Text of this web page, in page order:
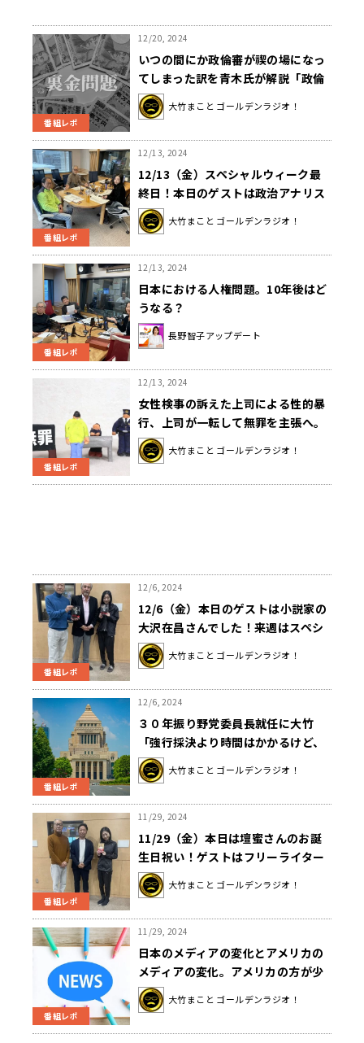
番組レポ
12/20, 2024
いつの間にか政倫審が禊の場になっ
てしまった訳を青木氏が解説「政倫
審の出席が党が公認するかしないか
という判断基準のうちの一つ」
大竹まこと ゴールデンラジオ！
番組レポ
12/13, 2024
12/13（金）スペシャルウィーク最
終日！本日のゲストは政治アナリス
トの伊藤惇夫さんでした！
大竹まこと ゴールデンラジオ！
番組レポ
12/13, 2024
日本における人権問題。10年後はど
うなる？
長野智子アップデート
番組レポ
12/13, 2024
女性検事の訴えた上司による性的暴
行、上司が一転して無罪を主張へ。
その理由を青木氏「このままいく
と、実刑になっちゃうから意見を翻
大竹まこと ゴールデンラジオ！
番組レポ
12/6, 2024
12/6（金）本日のゲストは小説家の
大沢在昌さんでした！来週はスペシ
ャルウィークです！
大竹まこと ゴールデンラジオ！
番組レポ
12/6, 2024
３０年振り野党委員長就任に大竹
「強行採決より時間はかかるけど、
ちゃんと予算委員会で答弁されてる
方がいくらか良いよね」
大竹まこと ゴールデンラジオ！
番組レポ
11/29, 2024
11/29（金）本日は壇蜜さんのお誕
生日祝い！ゲストはフリーライター
の奥窪優木さんでした！
大竹まこと ゴールデンラジオ！
番組レポ
11/29, 2024
日本のメディアの変化とアメリカの
メディアの変化。アメリカの方が少
し早い変化が…？青木「SNSが出て
きて旧来型のメディアが、影響力も
大竹まこと ゴールデンラジオ！